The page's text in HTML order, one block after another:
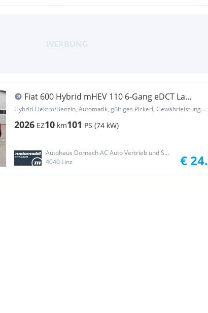
Fiat 600 Hybrid mHEV 110 6-Gang eDCT La
Prima
Hybrid Elektro/Benzin, Automatik, gültiges Pickerl, Gewährleistung, Garantie
2026 EZ10 km101 PS (74 kW)
Autohaus Dornach AC Auto Vertrieb und Service GmbH
4040 Linz
€